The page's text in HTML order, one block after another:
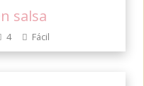
salsa
4 Fácil